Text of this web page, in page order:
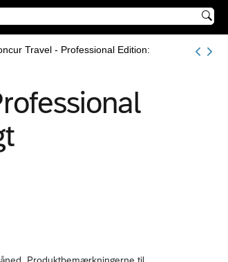

Travel - Professional Edition: